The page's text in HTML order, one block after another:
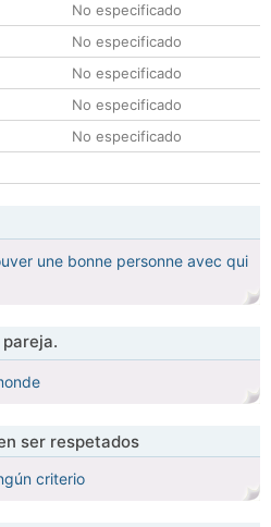
No especificado
No especificado
No especificado
No especificado
No especificado
une bonne personne avec qui
ser respetados
criterio